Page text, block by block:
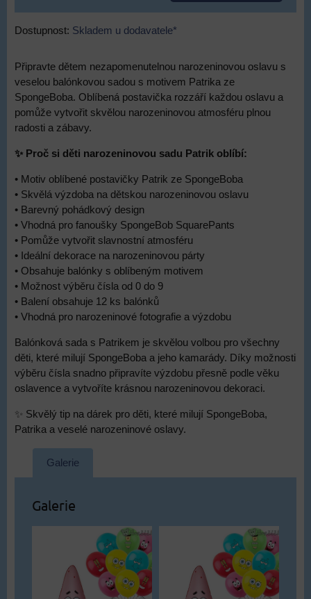
Dostupnost: Skladem u dodavatele*
Připravte dětem nezapomenutelnou narozeninovou oslavu s
veselou balónkovou sadou s motivem Patrika ze
SpongeBoba. Oblíbená postavička rozzáří každou oslavu a
pomůže vytvořit skvělou narozeninovou atmosféru plnou
radosti a zábavy.
✨ Proč si děti narozeninovou sadu Patrik oblíbí:
• Motiv oblíbené postavičky Patrik ze SpongeBoba
• Skvělá výzdoba na dětskou narozeninovou oslavu
• Barevný pohádkový design
• Vhodná pro fanoušky SpongeBob SquarePants
• Pomůže vytvořit slavnostní atmosféru
• Ideální dekorace na narozeninovou párty
• Obsahuje balónky s oblíbeným motivem
• Možnost výběru čísla od 0 do 9
• Balení obsahuje 12 ks balónků
• Vhodná pro narozeninové fotografie a výzdobu
Balónková sada s Patrikem je skvělou volbou pro všechny
děti, které milují SpongeBoba a jeho kamarády. Díky možnosti
výběru čísla snadno připravíte výzdobu přesně podle věku
oslavence a vytvoříte krásnou narozeninovou dekoraci.
✨ Skvělý tip na dárek pro děti, které milují SpongeBoba,
Patrika a veselé narozeninové oslavy.
Galerie
Galerie